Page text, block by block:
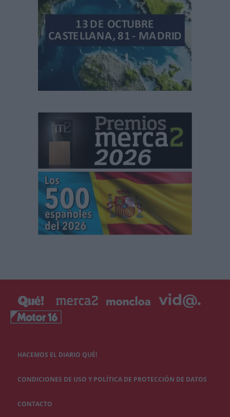
HACEMOS EL DIARIO QUÉ!
CONDICIONES DE USO Y POLÍTICA DE PROTECCIÓN DE DATOS
CONTACTO